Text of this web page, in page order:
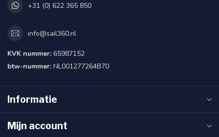
+31 (0) 622 365 850
info@sail360.nl
KVK nummer: 65987152
btw-nummer: NL001277264B70
Informatie
Mijn account